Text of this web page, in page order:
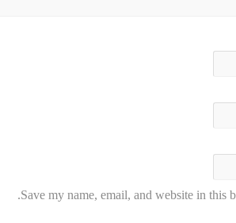
Save my name, email, and website in this